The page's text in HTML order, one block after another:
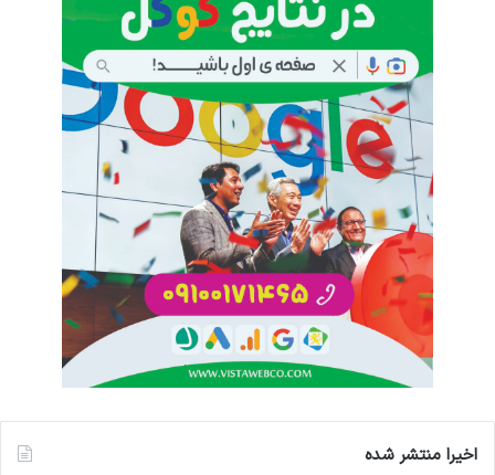
اخیرا منتشر شده